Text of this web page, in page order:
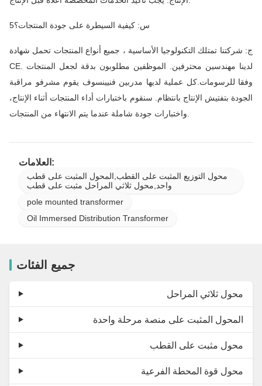
5س: كيفية السيطرة على جودة المنتجات؟
ج: شركتنا تمتلك التكنولوجيا الأساسية ، جميع أنواع المنتجات تحمل شهادة
CE. لدينا مهندسين محترفين. الموظفين مطلوبون بدقة لجعل المنتجات
وفقا للرسومات.كل عملية لديها مدربين فنيينسوف يقوم مشرفو مراقبة
الجودة بتفتيش الإنتاج بانتظام. سنقوم باختبارات أداء المنتجات أثناء الإنتاج،
العلامات:
محول التوزيع المثبت على القطب,المحول المثبت على قطب
واحد,محول ثلاثي المراحل مثبت على قطب
pole mounted transformer
Oil Immersed Distribution Transformer
جميع الفئات
محول ثلاثي المراحل
المحول المثبت على منصة مرحلة واحدة
محول مثبت على القطب
محول قوة المحطة الفرعية